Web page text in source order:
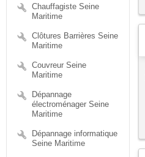
Chauffagiste Seine
Maritime
Clôtures Barrières Seine
Maritime
Couvreur Seine
Maritime
Dépannage
électroménager Seine
Maritime
Dépannage informatique
Seine Maritime